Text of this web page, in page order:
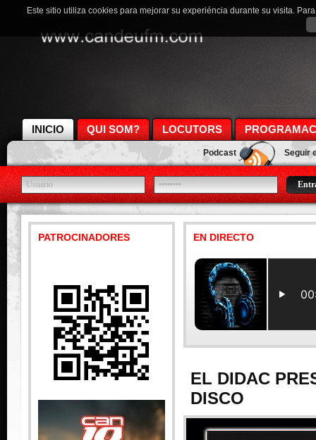
INICIO QUI SOM? LOCUTORS
Podcast Seguir
PATROCINADORES EN DIRECTO
EL DIDAC
DISCO
Este sitio utiliza cookies para mejorar su experiéncia durante su visita.